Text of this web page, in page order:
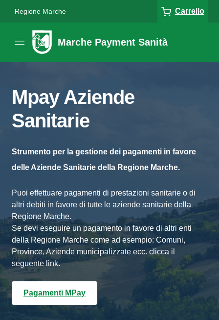
Regione Marche Carrello
Marche Payment Sanità
Mpay Aziende
Sanitarie
Strumento per la gestione dei pagamenti in favore
delle Aziende Sanitarie della Regione Marche.
Puoi effettuare pagamenti di prestazioni sanitarie o di
altri debiti in favore di tutte le aziende sanitarie della
Regione Marche.
Se devi eseguire un pagamento in favore di altri enti
della Regione Marche come ad esempio: Comuni,
Province, Aziende municipalizzate ecc. clicca il
seguente link.
Pagamenti MPay